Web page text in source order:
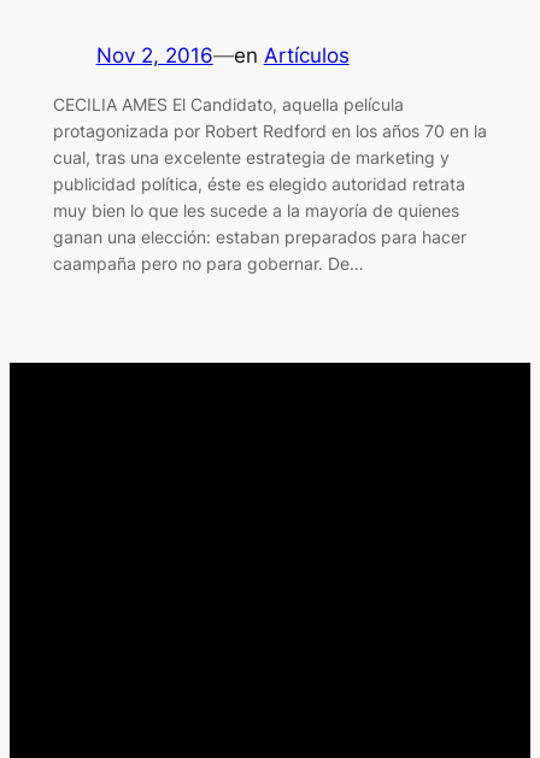
Nov 2, 2016—en Artículos
CECILIA AMES El Candidato, aquella película
protagonizada por Robert Redford en los años 70 en la
cual, tras una excelente estrategia de marketing y
publicidad política, éste es elegido autoridad retrata
muy bien lo que les sucede a la mayoría de quienes
ganan una elección: estaban preparados para hacer
caampaña pero no para gobernar. De…